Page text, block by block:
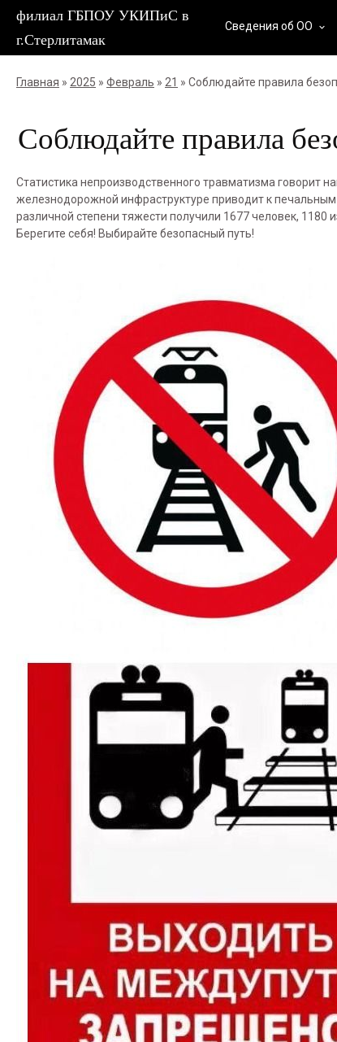
филиал ГБПОУ УКИПиС в
г.Стерлитамак
Сведения об ОО keyboard_arrow_down
Главная » 2025 » Февраль » 21 » Соблюдайте правила
Соблюдайте правила
Статистика непроизводственного травматизма говорит
железнодорожной инфраструктуре приводит к
различной степени тяжести получили 1677 человек, 1180
Берегите себя! Выбирайте безопасный путь!